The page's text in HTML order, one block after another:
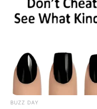
BUZZ DAY